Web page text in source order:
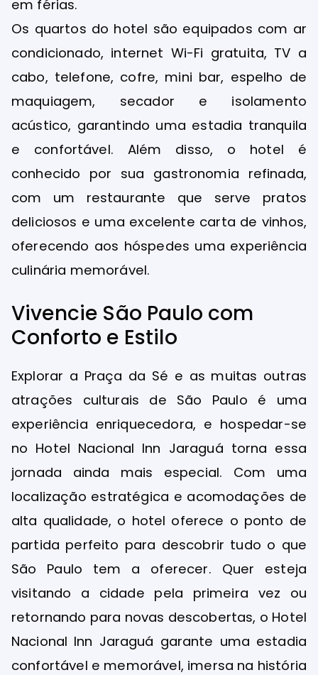
em férias.
Os quartos do hotel são equipados com ar
condicionado, internet Wi-Fi gratuita, TV a
cabo, telefone, cofre, mini bar, espelho de
maquiagem, secador e isolamento
acústico, garantindo uma estadia tranquila
e confortável. Além disso, o hotel é
conhecido por sua gastronomia refinada,
com um restaurante que serve pratos
deliciosos e uma excelente carta de vinhos,
oferecendo aos hóspedes uma experiência
culinária memorável.
Vivencie São Paulo com
Conforto e Estilo
Explorar a Praça da Sé e as muitas outras
atrações culturais de São Paulo é uma
experiência enriquecedora, e hospedar-se
no Hotel Nacional Inn Jaraguá torna essa
jornada ainda mais especial. Com uma
localização estratégica e acomodações de
alta qualidade, o hotel oferece o ponto de
partida perfeito para descobrir tudo o que
São Paulo tem a oferecer. Quer esteja
visitando a cidade pela primeira vez ou
retornando para novas descobertas, o Hotel
Nacional Inn Jaraguá garante uma estadia
confortável e memorável, imersa na história